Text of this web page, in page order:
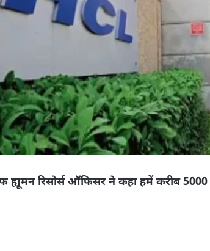
ह्यूमन रिसोर्स ऑफिसर ने कहा हमें करीब